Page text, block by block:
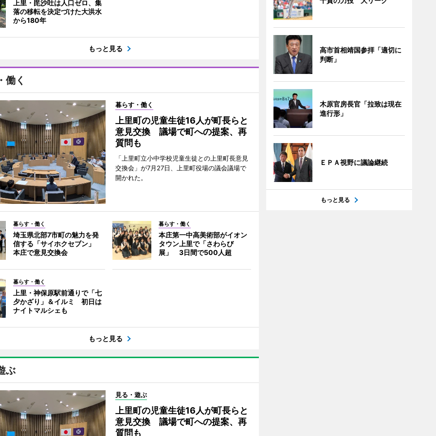
上里・毘沙吐は人口ゼロ、集
落の移転を決定づけた大洪水
から180年
もっと見る
働く
暮らす・働く
上里町の児童生徒16人が町長らと
意見交換 議場で町への提案、再
質問も
「上里町立小中学校児童生徒との上里町長意見
交換会」が7月27日、上里町役場の議会議場で
開かれた。
暮らす・働く
埼玉県北部7市町の魅力を発
信する「サイホクセブン」
本庄で意見交換会
暮らす・働く
本庄第一中高美術部がイオン
タウン上里で「さわらび
展」 3日間で500人超
暮らす・働く
上里・神保原駅前通りで「七
夕かざり」＆イルミ 初日は
ナイトマルシェも
もっと見る
ぶ
見る・遊ぶ
上里町の児童生徒16人が町長らと
意見交換 議場で町への提案、再
質問も
高市首相靖国参拝「適切に
判断」
木原官房長官「拉致は現在
進行形」
ＥＰＡ視野に議論継続
もっと見る